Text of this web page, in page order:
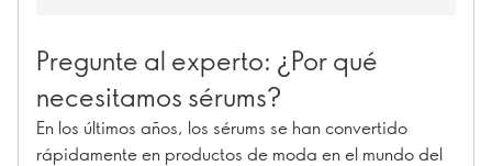
Pregunte al experto: ¿Por qué
necesitamos sérums?
En los últimos años, los sérums se han convertido
rápidamente en productos de moda en el mundo del